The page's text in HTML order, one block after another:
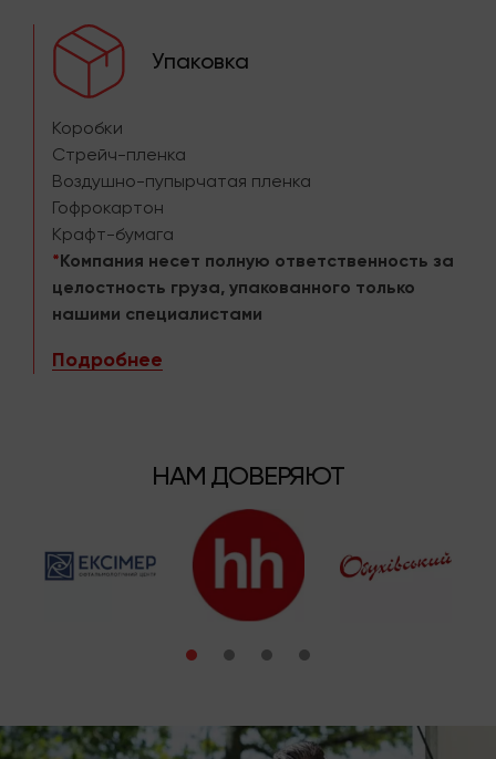
Упаковка
Коробки
Стрейч-пленка
Воздушно-пупырчатая пленка
Гофрокартон
Крафт-бумага
*Компания несет полную ответственность за
целостность груза, упакованного только
нашими специалистами
Подробнее
НАМ ДОВЕРЯЮТ